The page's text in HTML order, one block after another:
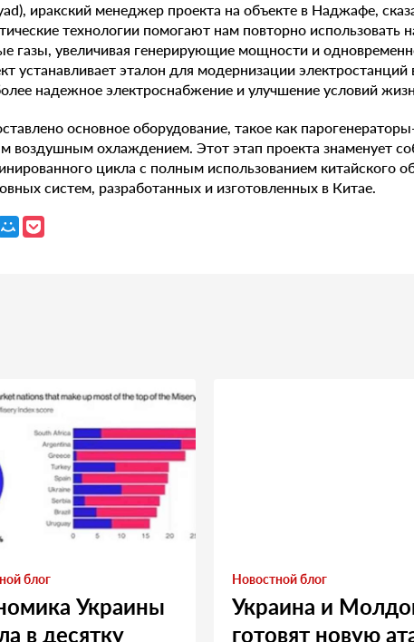
иракский менеджер проекта на объекте в Наджафе,
технологии помогают нам повторно использовать
газы, увеличивая генерирующие мощности и
устанавливает эталон для модернизации
надежное электроснабжение и улучшение условий
основное оборудование, такое как
воздушным охлаждением. Этот этап проекта знаменует
цикла с полным использованием китайского
систем, разработанных и изготовленных в Китае.
блог
Украины
в десятку
Новостной блог
Украина и
готовят новую